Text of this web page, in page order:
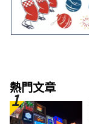
熱門文章